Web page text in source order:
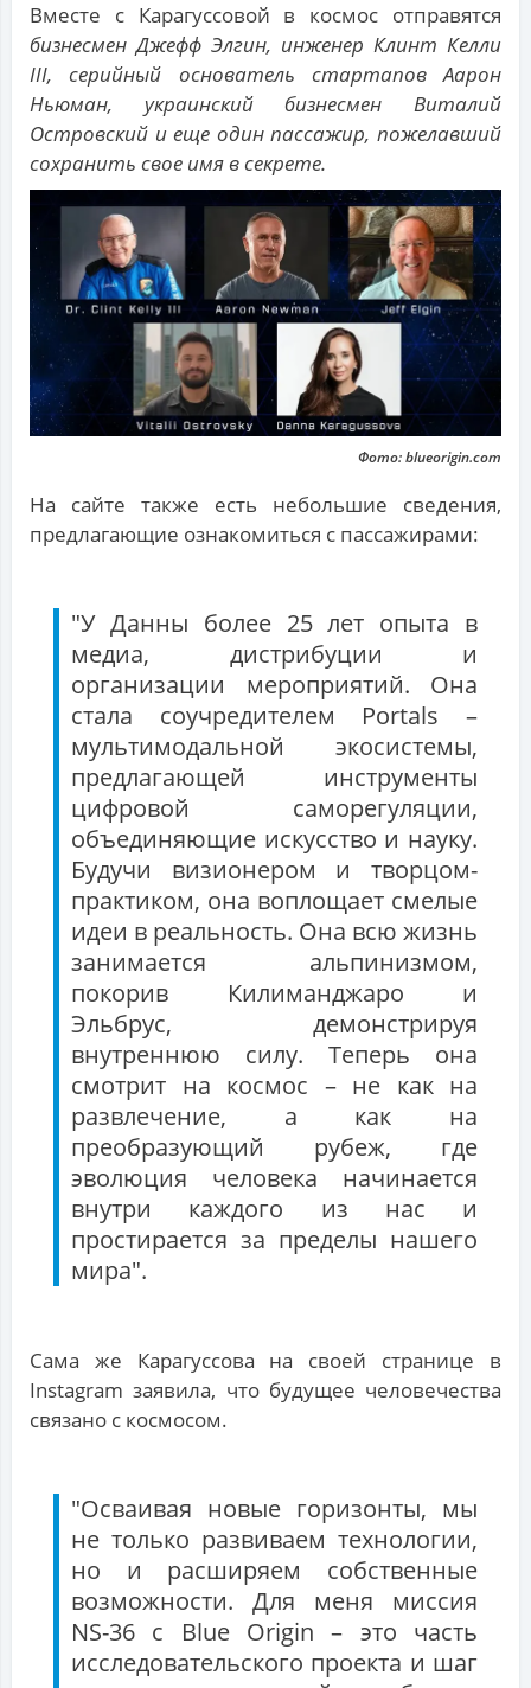
Вместе с Карагусcовой в космос отправятся
бизнесмен Джефф Элгин, инженер Клинт Келли
III, серийный основатель стартапов Аарон
Ньюман, украинский бизнесмен Виталий
Островский и еще один пассажир, пожелавший
сохранить свое имя в секрете.
Фото: blueorigin.com
На сайте также есть небольшие сведения,
предлагающие ознакомиться с пассажирами:
"У Данны более 25 лет опыта в
медиа, дистрибуции и
организации мероприятий. Она
стала соучредителем Portals –
мультимодальной экосистемы,
предлагающей инструменты
цифровой саморегуляции,
объединяющие искусство и науку.
Будучи визионером и творцом-
практиком, она воплощает смелые
идеи в реальность. Она всю жизнь
занимается альпинизмом,
покорив Килиманджаро и
Эльбрус, демонстрируя
внутреннюю силу. Теперь она
смотрит на космос – не как на
развлечение, а как на
преобразующий рубеж, где
эволюция человека начинается
внутри каждого из нас и
простирается за пределы нашего
мира".
Сама же Карагуссова на своей странице в
Instagram заявила, что будущее человечества
связано с космосом.
"Осваивая новые горизонты, мы
не только развиваем технологии,
но и расширяем собственные
возможности. Для меня миссия
NS-36 с Blue Origin – это часть
исследовательского проекта и шаг